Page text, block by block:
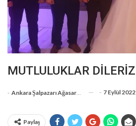
MUTLULUKLAR DİLERİZ
- Ankara Şalpazarı Ağasarlılar Eğitim Kültür Ve Dayanışma Derneği - 7 Eylül 2022
Paylaş